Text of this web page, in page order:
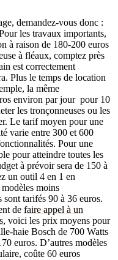
demandez-vous donc :
les travaux importants,
à raison de 180-200 euros
à fléaux, comptez près
est correctement
Plus le temps de location
la même
environ par jour pour 10
les tronçonneuses ou les
Le tarif moyen pour une
varie entre 300 et 600
Pour une
pour atteindre toutes les
à prévoir sera de 150 à
un outil 4 en 1 en
moins
tarifés 90 à 36 euros.
de faire appel à un
, voici les prix moyens pour
haie Bosch de 700 Watts
euros. D’autres modèles
coûte 60 euros